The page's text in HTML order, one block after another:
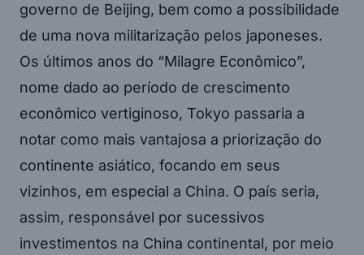
governo de Beijing, bem como a possibilidade
de uma nova militarização pelos japoneses.
Os últimos anos do “Milagre Econômico”,
nome dado ao período de crescimento
econômico vertiginoso, Tokyo passaria a
notar como mais vantajosa a priorização do
continente asiático, focando em seus
vizinhos, em especial a China. O país seria,
assim, responsável por sucessivos
investimentos na China continental, por meio